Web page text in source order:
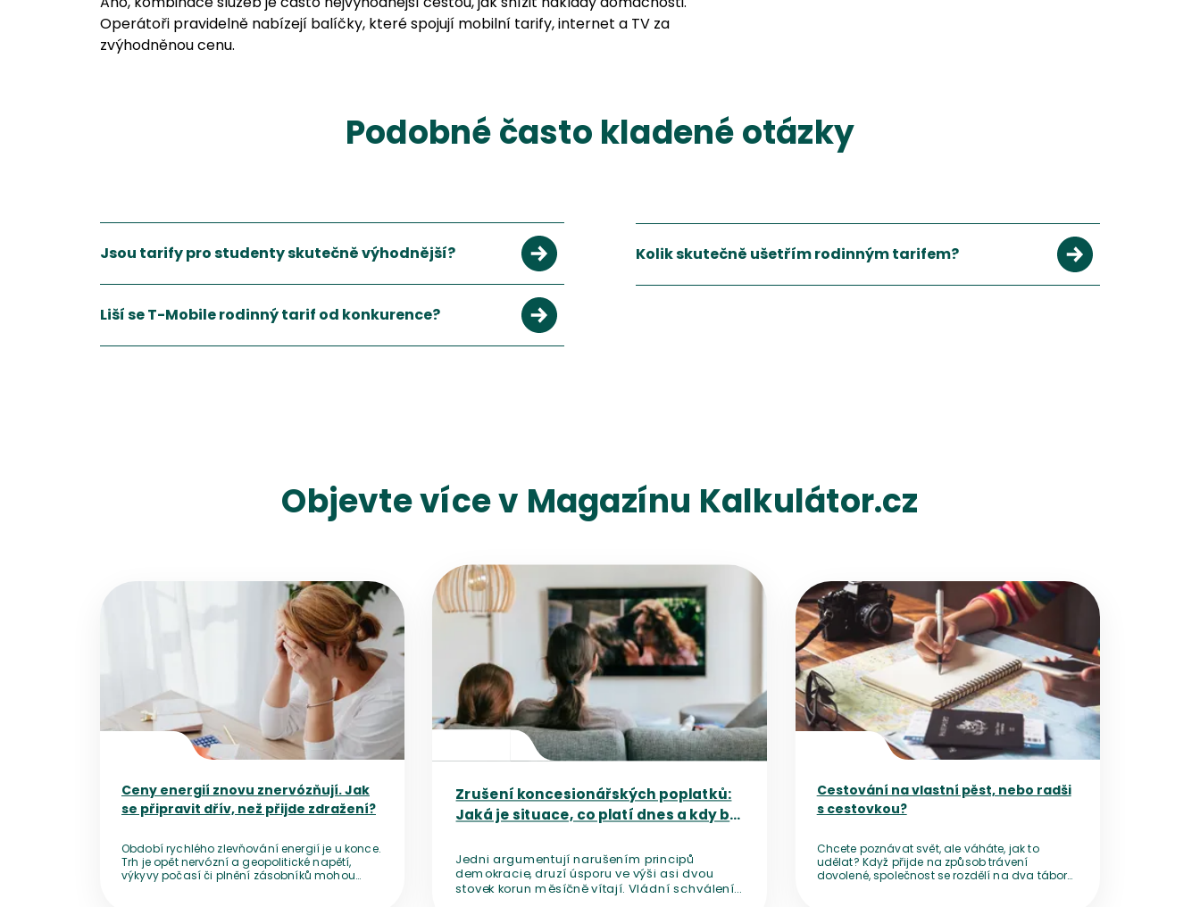
Operátoři pravidelně nabízejí balíčky, které spojují mobilní tarify, internet a TV za
zvýhodněnou cenu.
Podobné často kladené otázky
Jsou tarify pro studenty skutečně výhodnější?
Ano, speciální tarify pro studenty nabízejí slevy 20-50%.
Zobrazit více
Liší se T-Mobile rodinný tarif od konkurence?
Každý operátor má své specifika.
Kolik skutečně ušetřím rodinným tarifem?
Rodinný tarif typicky ušetří 20-60% oproti jednotlivým tarifům.
Objevte více v Magazínu Kalkulátor.cz
Ceny energií znovu znervózňují. Jak
se připravit dřív, než přijde zdražení?
Období rychlého zlevňování energií je u konce.
Trh je opět nervózní a geopolitické napětí,
výkyvy počasí či plnění zásobníků mohou
Přejít na detail článku
Zrušení koncesionářských poplatků:
Jaká je situace, co platí dnes a kdy by
Jedni argumentují narušením principů
demokracie, druzí úsporu ve výši asi dvou
stovek korun měsíčně vítají. Vládní schválení
Přejít na detail článku
Cestování na vlastní pěst, nebo radši
s cestovkou?
Chcete poznávat svět, ale váháte, jak to
udělat? Když přijde na způsob trávení
dovolené, společnost se rozdělí na dva tábory
Přejít na detail článku